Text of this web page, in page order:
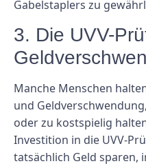
Gabelstaplers zu
3. Die UVV-
Manche Menschen
und
oder zu kostspielig
Investition in die UVV-
tatsächlich Geld sparen,